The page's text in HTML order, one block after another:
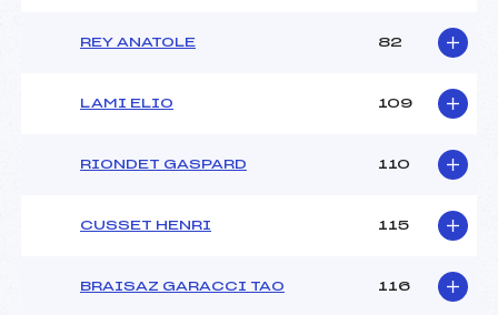
REY ANATOLE 82
LAMI ELIO 109
RIONDET GASPARD 110
CUSSET HENRI 115
BRAISAZ GARACCI TAO 116